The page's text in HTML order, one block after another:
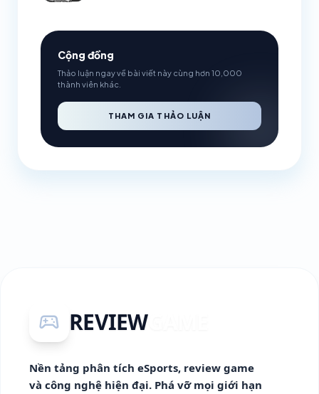
Cộng đồng
Thảo luận ngay về bài viết này cùng hơn 10,000
thành viên khác.
THAM GIA THẢO LUẬN
sports_esports REVIEWGAME
Nền tảng phân tích eSports, review game
và công nghệ hiện đại. Phá vỡ mọi giới hạn